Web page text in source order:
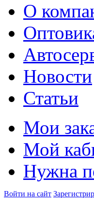
О
Новости
Статьи
Мои
Мой
Нужна
Войти на сайт